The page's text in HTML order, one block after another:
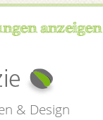
anzeigen
& Design